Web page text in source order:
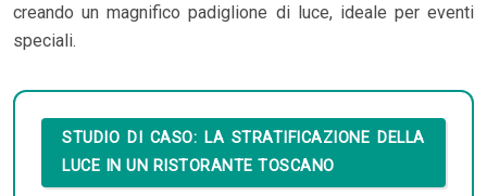
creando un magnifico padiglione di luce, ideale per eventi
speciali.
STUDIO DI CASO: LA STRATIFICAZIONE DELLA
LUCE IN UN RISTORANTE TOSCANO